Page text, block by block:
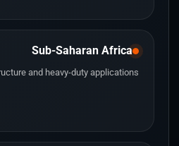
Sub-Saharan Africa
and heavy-duty applications.